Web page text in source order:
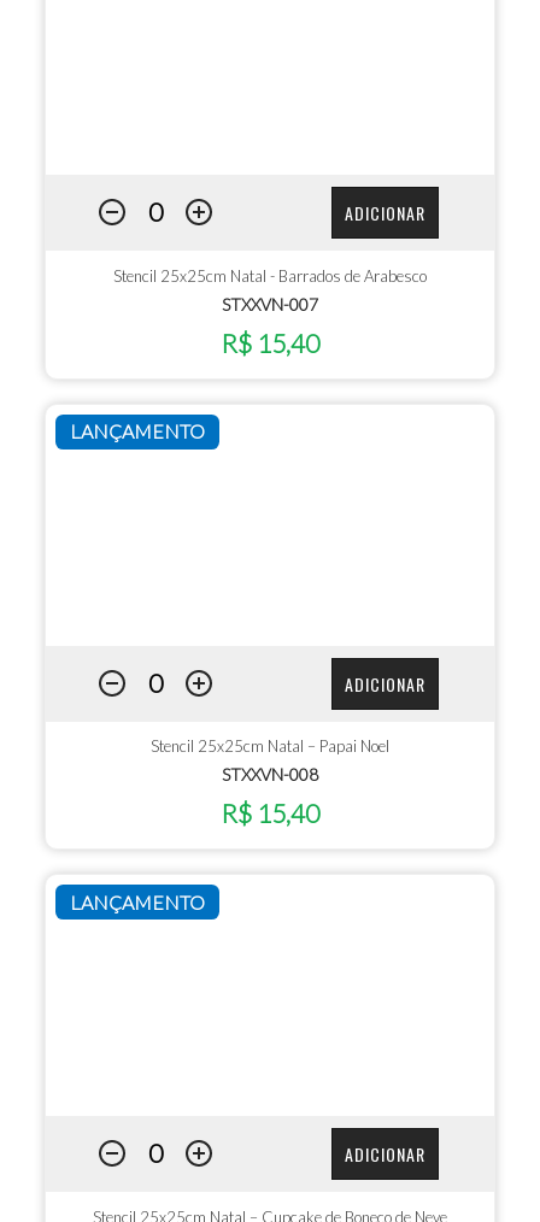
ADICIONAR
Stencil 25x25cm Natal - Barrados de Arabesco
STXXVN-007
R$ 15,40
LANÇAMENTO
ADICIONAR
Stencil 25x25cm Natal – Papai Noel
STXXVN-008
R$ 15,40
LANÇAMENTO
ADICIONAR
Stencil 25x25cm Natal – Cupcake de Boneco de Neve